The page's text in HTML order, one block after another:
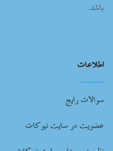
باشد.
اطلاعات
سوالات رایج
عضویت در سایت نیوکات